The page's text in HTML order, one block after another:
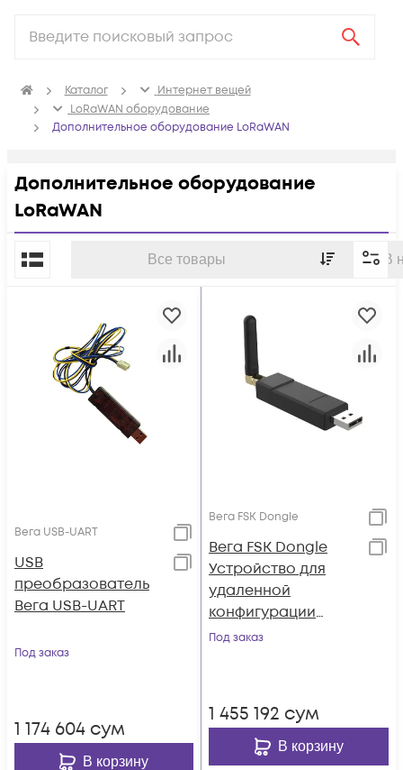
Каталог
Интернет вещей
LoRaWAN оборудование
Дополнительное оборудование LoRaWAN
Дополнительное оборудование
LoRaWAN
Все товары В
По популярности
Вега USB-UART
USB
преобразователь
Вега USB-UART
Под заказ
1 174 604 сум
В корзину
Вега FSK Dongle
Вега FSK Dongle
Устройство для
удаленной
конфигурации
устройств,
Под заказ
1 455 192 сум
В корзину